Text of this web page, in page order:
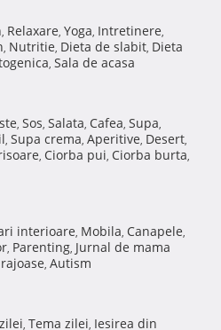
, Relaxare, Yoga, Intretinere,
, Nutritie, Dieta de slabit, Dieta
, Sala de acasa
, Sos, Salata, Cafea, Supa,
, Supa crema, Aperitive, Desert,
, Ciorba pui, Ciorba burta,
interioare, Mobila, Canapele,
, Parenting, Jurnal de mama
, Autism
, Tema zilei, Iesirea din